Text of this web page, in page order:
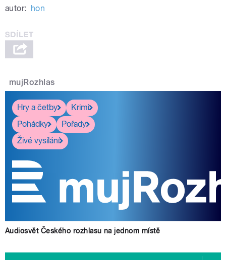
autor: hon
mujRozhlas
Hry a četby
Krimi
Pohádky
Pořady
Živé vysílání
Audiosvět Českého rozhlasu na jednom místě